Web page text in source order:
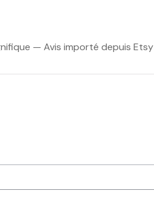
— Avis importé depuis Etsy